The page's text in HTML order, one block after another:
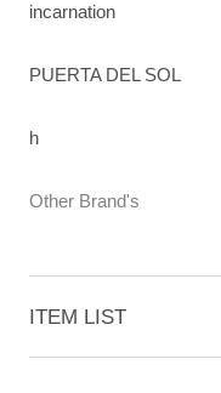
incarnation
PUERTA DEL SOL
h
Other Brand's
ITEM LIST